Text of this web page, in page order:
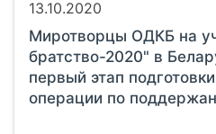
13.10.2020
Миротворцы ОДКБ на
братство-2020" в
первый этап
операции по